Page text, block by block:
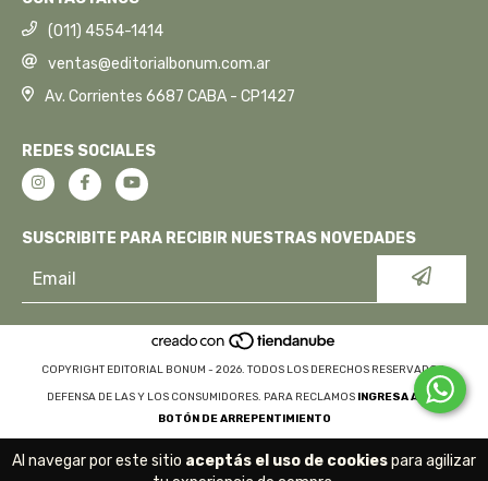
Al navegar por este sitio aceptás el uso de cookiespara agilizar
(011) 4554-1414
ventas@editorialbonum.com.ar
Av. Corrientes 6687 CABA - CP1427
REDES SOCIALES
SUSCRIBITE PARA RECIBIR NUESTRAS NOVEDADES
COPYRIGHT EDITORIAL BONUM - 2026. TODOS LOS DERECHOS RESERVADOS.
DEFENSA DE LAS Y LOS CONSUMIDORES. PARA RECLAMOS INGRESA AQUÍ.
BOTÓN DE ARREPENTIMIENTO